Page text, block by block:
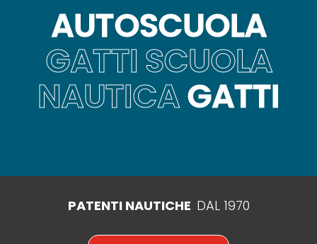
AUTOSCUOLA
GATTI SCUOLA
NAUTICAGATTI
PATENTI NAUTICHE DAL 1970